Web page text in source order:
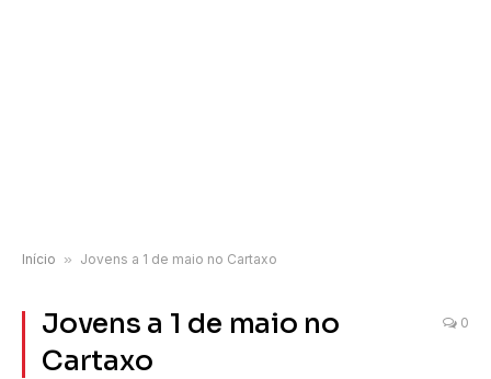
Início » Jovens a 1 de maio no Cartaxo
Jovens a 1 de maio no
Cartaxo
0